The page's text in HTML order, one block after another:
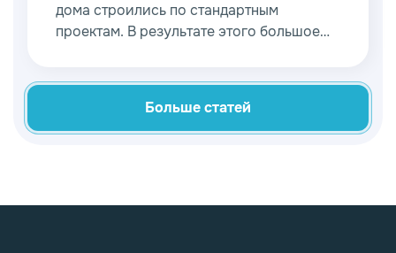
дома строились по стандартным
проектам. В результате этого большое
там хватает типовых решений.
Больше статей